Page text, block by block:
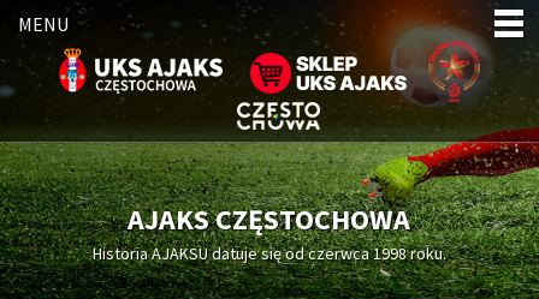
MENU
AJAKS CZĘSTOCHOWA
Historia AJAKSU datuje się od czerwca 1998 roku.